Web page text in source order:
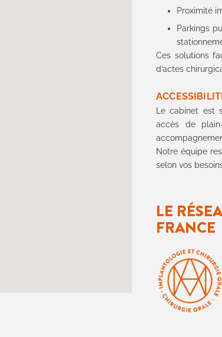
Proximité
Parkings
Ces solutions
d’actes
Le cabinet est
accès de
Notre équipe
selon vos
LE
FRANCE